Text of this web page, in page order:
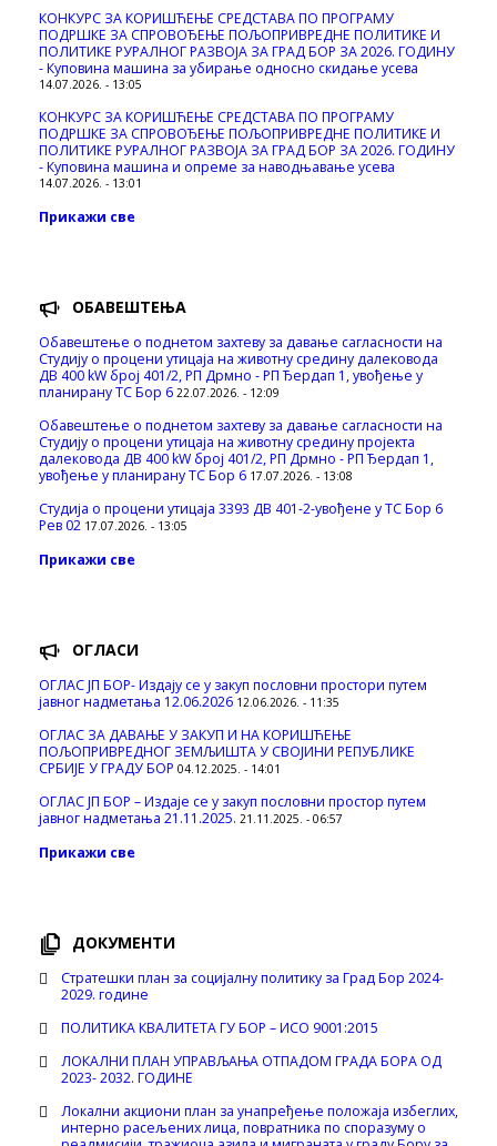
КОНКУРС ЗА КОРИШЋЕЊЕ СРЕДСТАВА ПО ПРОГРАМУ
ПОДРШКЕ ЗА СПРОВОЂЕЊЕ ПОЉОПРИВРЕДНЕ ПОЛИТИКЕ И
ПОЛИТИКЕ РУРАЛНОГ РАЗВОЈА ЗА ГРАД БОР ЗА 2026. ГОДИНУ
- Куповинa машина за убирање односно скидање усева
14.07.2026. - 13:05
КОНКУРС ЗА КОРИШЋЕЊЕ СРЕДСТАВА ПО ПРОГРАМУ
ПОДРШКЕ ЗА СПРОВОЂЕЊЕ ПОЉОПРИВРЕДНЕ ПОЛИТИКЕ И
ПОЛИТИКЕ РУРАЛНОГ РАЗВОЈА ЗА ГРАД БОР ЗА 2026. ГОДИНУ
- Куповина машина и опреме за наводњавање усева
14.07.2026. - 13:01
Прикажи све
ОБАВЕШТЕЊА
Обавештење о поднетом захтеву за давање сагласности на
Студију о процени утицаја на животну средину далековода
ДВ 400 kW број 401/2, РП Дрмно - РП Ђердап 1, увођење у
планирану ТС Бор 6 22.07.2026. - 12:09
Обавештење о поднетом захтеву за давање сагласности на
Студију о процени утицаја на животну средину пројекта
далековода ДВ 400 kW број 401/2, РП Дрмно - РП Ђердап 1,
увођење у планирану ТС Бор 6 17.07.2026. - 13:08
Студија о процени утицаја 3393 ДВ 401-2-увођене у ТС Бор 6
Рев 02 17.07.2026. - 13:05
Прикажи све
ОГЛАСИ
ОГЛАС ЈП БОР- Издају се у закуп пословни простори путем
јавног надметања 12.06.2026 12.06.2026. - 11:35
ОГЛАС ЗА ДАВАЊЕ У ЗАКУП И НА КОРИШЋЕЊЕ
ПОЉОПРИВРЕДНОГ ЗЕМЉИШТА У СВОЈИНИ РЕПУБЛИКЕ
СРБИЈЕ У ГРАДУ БОР 04.12.2025. - 14:01
ОГЛАС ЈП БОР – Издаје се у закуп пословни простор путем
јавног надметања 21.11.2025. 21.11.2025. - 06:57
Прикажи све
ДОКУМЕНТИ
Стратешки план за социјалну политику за Град Бор 2024-
2029. године
ПОЛИТИКА КВАЛИТЕТА ГУ БОР – ИСО 9001:2015
ЛОКАЛНИ ПЛАН УПРАВЉАЊА ОТПАДОМ ГРАДА БОРА ОД
2023- 2032. ГОДИНЕ
Локални акциони план за унапређење положаја избеглих,
интерно расељених лица, повратника по споразуму о